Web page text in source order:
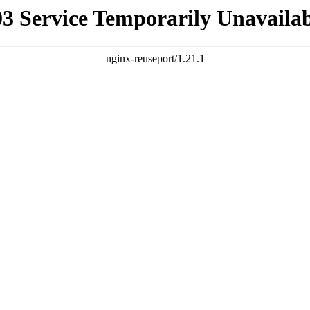
Service Temporarily
nginx-reuseport/1.21.1